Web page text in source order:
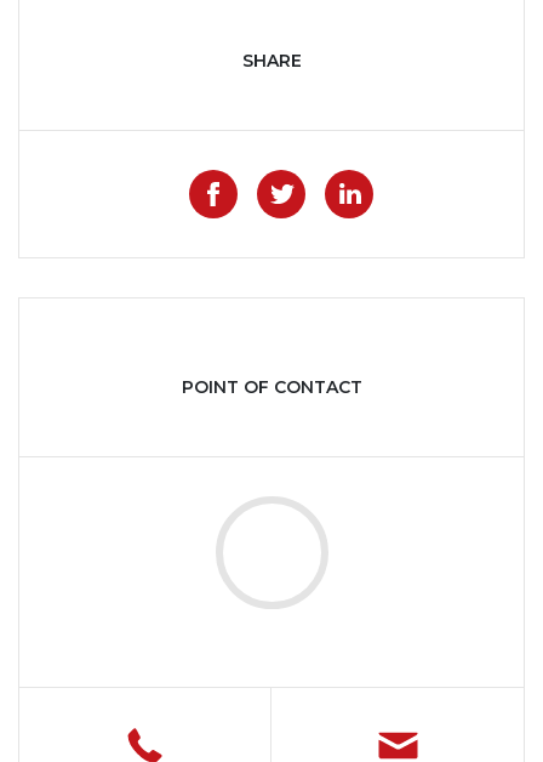
SHARE
Like on Facebook
Share on Twitter
Share on
POINT OF CONTACT